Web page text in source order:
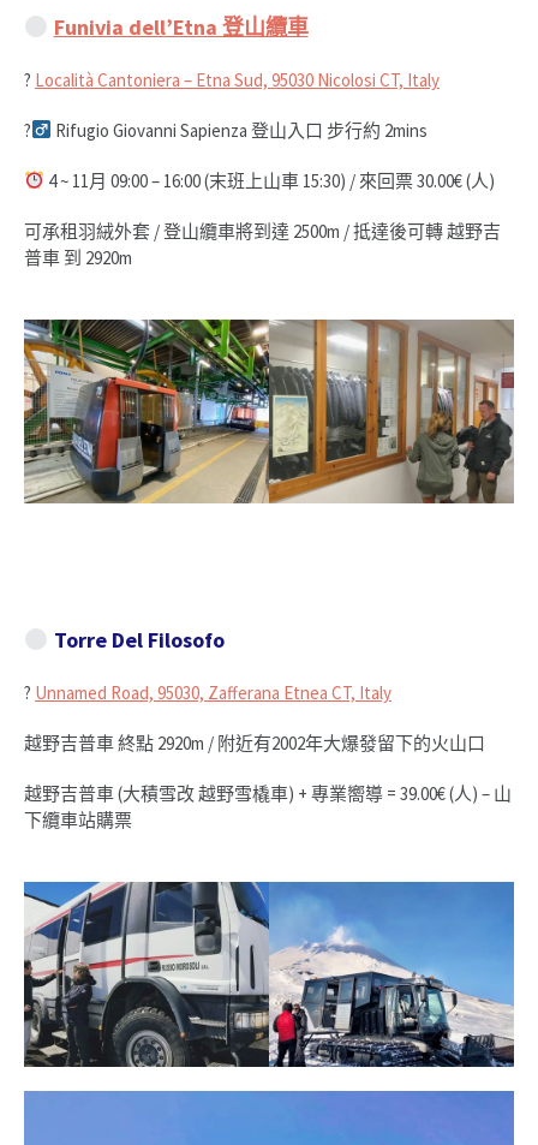
Funivia dell’Etna 登山纜車
? Località Cantoniera – Etna Sud, 95030 Nicolosi CT, Italy
?‍ Rifugio Giovanni Sapienza 登山入口 步行約 2mins
4 ~ 11月 09:00 – 16:00 (末班上山車 15:30) / 來回票 30.00€ (人)
可承租羽絨外套 / 登山纜車將到達 2500m / 抵達後可轉 越野吉
普車 到 2920m
Torre Del Filosofo
? Unnamed Road, 95030, Zafferana Etnea CT, Italy
越野吉普車 終點 2920m / 附近有2002年大爆發留下的火山口
越野吉普車 (大積雪改 越野雪橇車) + 專業嚮導 = 39.00€ (人) – 山
下纜車站購票